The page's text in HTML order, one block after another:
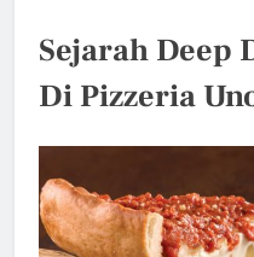
Sejarah Deep
Di Pizzeria